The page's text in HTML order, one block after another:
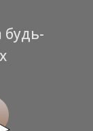
будь-